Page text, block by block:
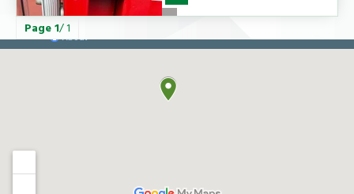
Page1/ 1